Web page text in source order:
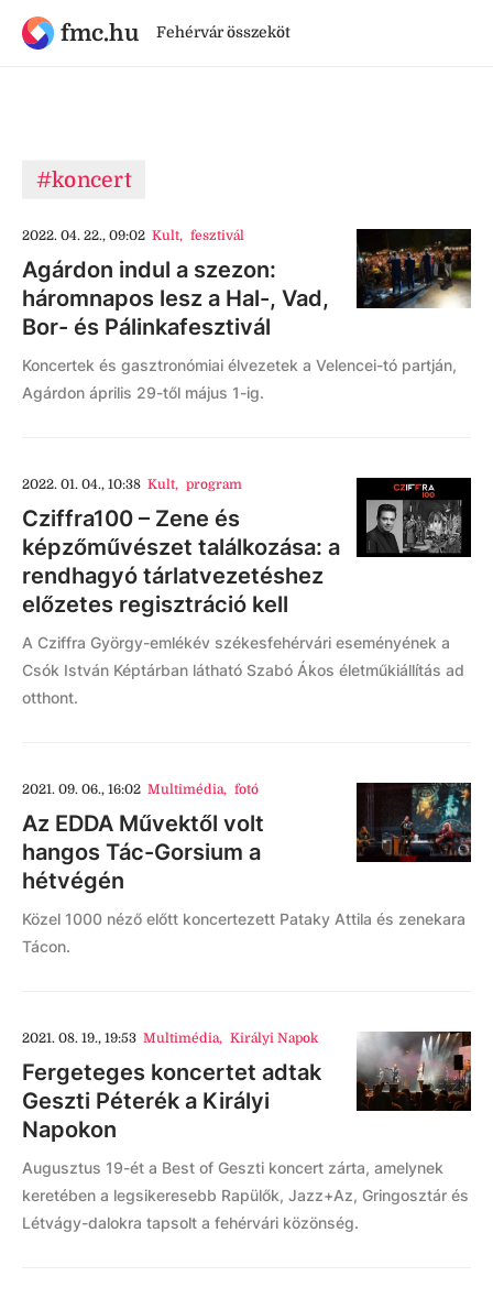
fmc.hu Fehérvár összeköt
#koncert
2022. 04. 22., 09:02 Kult, fesztivál
Agárdon indul a szezon:
háromnapos lesz a Hal-, Vad,
Bor- és Pálinkafesztivál
Koncertek és gasztronómiai élvezetek a Velencei-tó partján,
Agárdon április 29-től május 1-ig.
2022. 01. 04., 10:38 Kult, program
Cziffra100 – Zene és
képzőművészet találkozása: a
rendhagyó tárlatvezetéshez
előzetes regisztráció kell
A Cziffra György-emlékév székesfehérvári eseményének a
Csók István Képtárban látható Szabó Ákos életműkiállítás ad
otthont.
2021. 09. 06., 16:02 Multimédia, fotó
Az EDDA Művektől volt
hangos Tác-Gorsium a
hétvégén
Közel 1000 néző előtt koncertezett Pataky Attila és zenekara
Tácon.
2021. 08. 19., 19:53 Multimédia, Királyi Napok
Fergeteges koncertet adtak
Geszti Péterék a Királyi
Napokon
Augusztus 19-ét a Best of Geszti koncert zárta, amelynek
keretében a legsikeresebb Rapülők, Jazz+Az, Gringosztár és
Létvágy-dalokra tapsolt a fehérvári közönség.